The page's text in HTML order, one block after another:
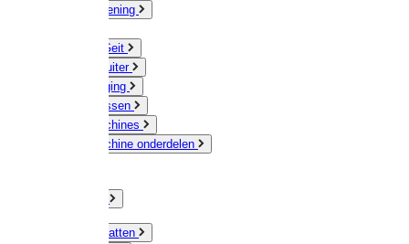
Voervoorziening
Schaap / Geit
Paard & Ruiter
Veeverzorging
Scheermessen
Scheermachines
Scheermachine onderdelen
Muizen / Ratten